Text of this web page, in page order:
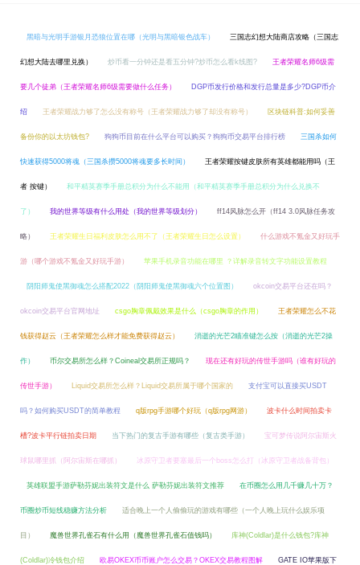
黑暗与光明手游银月恐狼位置在哪（光明与黑暗银色战车） 三国志幻想大陆商店攻略（三国志
幻想大陆去哪里兑换） 炒币看一分钟还是看五分钟?炒币怎么看k线图? 王者荣耀名师6级需
要几个徒弟（王者荣耀名师6级需要做什么任务） DGP币发行价格和发行总量是多少?DGP币介
绍 王者荣耀战力够了怎么没有称号（王者荣耀战力够了却没有称号） 区块链科普:如何妥善
备份你的以太坊钱包? 狗狗币目前在什么平台可以购买？狗狗币交易平台排行榜 三国杀如何
快速获得5000将魂（三国杀攒5000将魂要多长时间） 王者荣耀按键皮肤所有英雄都能用吗（王
者 按键） 和平精英赛季手册总积分为什么不能用（和平精英赛季手册总积分为什么兑换不
了） 我的世界等级有什么用处（我的世界等级划分） ff14风脉怎么开（ff14 3.0风脉任务攻
略） 王者荣耀生日福利皮肤怎么用不了（王者荣耀生日怎么设置） 什么游戏不氪金又好玩手
游（哪个游戏不氪金又好玩手游） 苹果手机录音功能在哪里 ？详解录音转文字功能设置教程
阴阳师鬼使黑御魂怎么搭配2022（阴阳师鬼使黑御魂六个位置图） okcoin交易平台还在吗？
okcoin交易平台官网地址 csgo胸章佩戴效果是什么（csgo胸章的作用） 王者荣耀怎么不花
钱获得赵云（王者荣耀怎么样才能免费获得赵云） 消逝的光芒2瞄准键怎么按（消逝的光芒2操
作） 币尔交易所怎么样？Coineal交易所正规吗？ 现在还有好玩的传世手游吗（谁有好玩的
传世手游） Liquid交易所怎么样？Liquid交易所属于哪个国家的 支付宝可以直接买USDT
吗？如何购买USDT的简单教程 q版rpg手游哪个好玩（q版rpg网游） 波卡什么时间拍卖卡
槽?波卡平行链拍卖日期 当下热门的复古手游有哪些（复古类手游） 宝可梦传说阿尔宙斯火
球鼠哪里抓（阿尔宙斯在哪抓） 冰原守卫者要塞最后一个boss怎么打（冰原守卫者战备背包）
英雄联盟手游萨勒芬妮出装符文是什么 萨勒芬妮出装符文推荐 在币圈怎么用几千赚几十万？
币圈炒币短线稳赚方法分析 适合晚上一个人偷偷玩的游戏有哪些（一个人晚上玩什么娱乐项
目） 魔兽世界孔雀石有什么用（魔兽世界孔雀石值钱吗） 库神(Coldlar)是什么钱包?库神
(Coldlar)冷钱包介绍 欧易OKEX币币账户怎么交易？OKEX交易教程图解 GATE IO苹果版下